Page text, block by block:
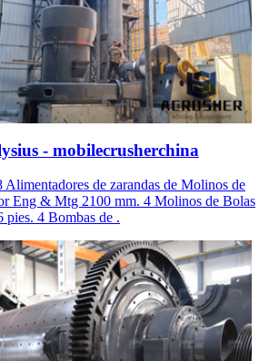
- mobilecrusherchina
Alimentadores de zarandas de Molinos de
Eng & Mtg 2100 mm. 4 Molinos de Bolas
pies. 4 Bombas de .